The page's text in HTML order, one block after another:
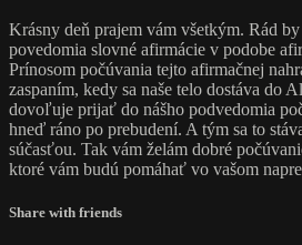
Krásny deň prajem vám všetkým. Rád
povedomia slovné afirmácie v podobe
Prínosom počúvania tejto afirmačnej
zaspaním, kedy sa naše telo dostáva do
dovoľuje prijať do nášho podvedomia
hneď ráno po prebudení. A tým sa to
súčasťou. Tak vám želám dobré
ktoré vám budú pomáhať vo vašom
Share with friends